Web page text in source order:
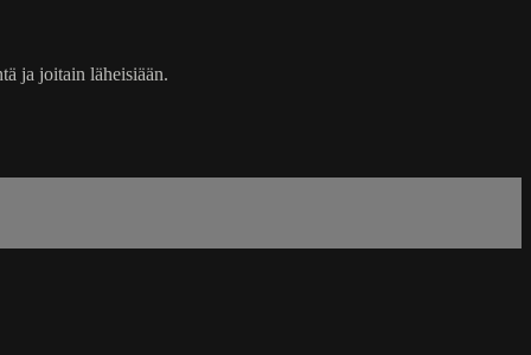
ja joitain läheisiään.